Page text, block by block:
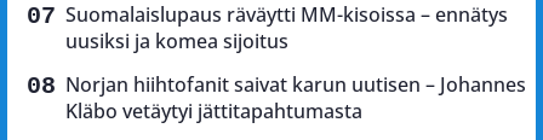
Suomalaislupaus räväytti MM-kisoissa – ennätys
uusiksi ja komea sijoitus
Norjan hiihtofanit saivat karun uutisen – Johannes
Kläbo vetäytyi jättitapahtumasta